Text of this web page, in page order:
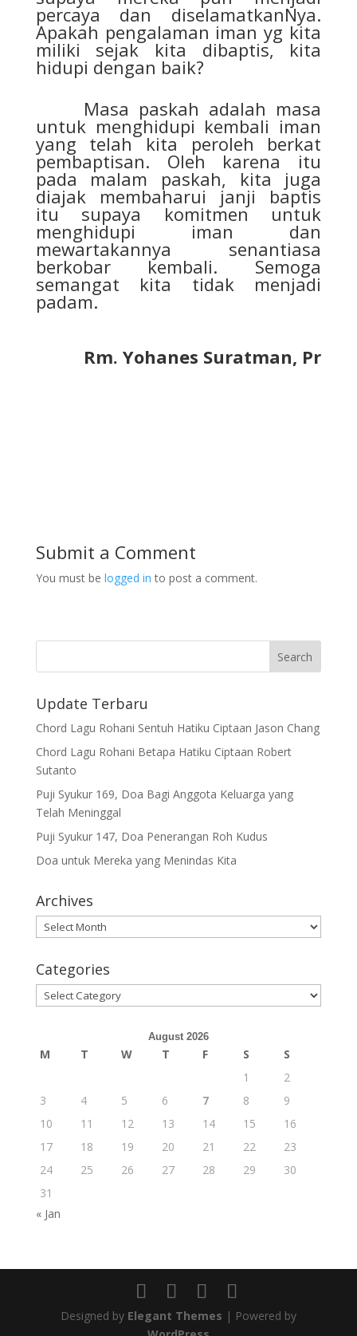
percaya dan diselamatkanNya.
Apakah pengalaman iman yg kita
miliki sejak kita dibaptis, kita
hidupi dengan baik?
Masa paskah adalah masa
untuk menghidupi kembali iman
yang telah kita peroleh berkat
pembaptisan. Oleh karena itu
pada malam paskah, kita juga
diajak membaharui janji baptis
itu supaya komitmen untuk
menghidupi iman dan
mewartakannya senantiasa
berkobar kembali. Semoga
semangat kita tidak menjadi
padam.
Rm. Yohanes Suratman, Pr
Submit a Comment
You must be logged in to post a comment.
Update Terbaru
Chord Lagu Rohani Sentuh Hatiku Ciptaan Jason Chang
Chord Lagu Rohani Betapa Hatiku Ciptaan Robert
Sutanto
Puji Syukur 169, Doa Bagi Anggota Keluarga yang
Telah Meninggal
Puji Syukur 147, Doa Penerangan Roh Kudus
Doa untuk Mereka yang Menindas Kita
Archives
Archives
Categories
Categories
August 2026
M T W T F S
S
1
2
3
4 5 6 7 8
9
10
11 12 13 14 15
16
17
18 19 20 21 22
23
24
25 26 27 28 29
30
31
« Jan
Designed by Elegant Themes | Powered by